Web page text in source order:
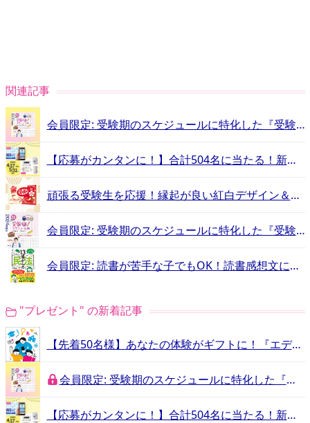
関連記事
会員限定: 受験期のスケジュールに特化した『受験手帳』をプレゼント！
【応募がカンタンに！】合計504名に当たる！新学期応援キャンペーン
頑張る受験生を応援！縁起が良い紅白デザイン＆応援メッセージ入り「キットカット」プレゼント
会員限定: 受験期のスケジュールに特化した『受験手帳』をプレゼント！
会員限定: 読書が苦手な子でもOK！読書感想文にピッタリの本をプレゼント！
"プレゼント" の新着記事
【先着50名様】あなたの体験がギフトに！『エデュスタ』リリース1周年記念・スターバックス カード1,000円分プレゼントキャンペーン
会員限定: 受験期のスケジュールに特化した『受験手帳』をプレゼント！
【応募がカンタンに！】合計504名に当たる！新学期応援キャンペーン